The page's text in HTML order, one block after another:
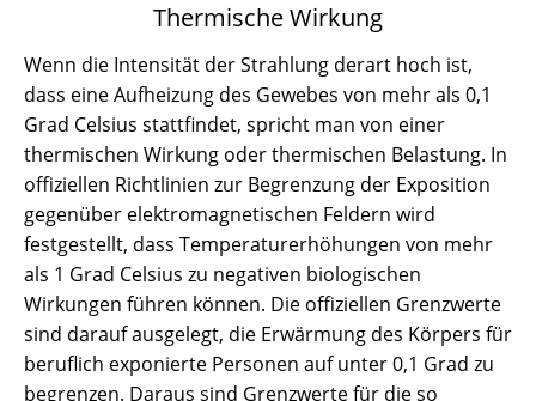
Thermische Wirkung
Wenn die Intensität der Strahlung derart hoch ist,
dass eine Aufheizung des Gewebes von mehr als 0,1
Grad Celsius stattfindet, spricht man von einer
thermischen Wirkung oder thermischen Belastung. In
offiziellen Richtlinien zur Begrenzung der Exposition
gegenüber elektromagnetischen Feldern wird
festgestellt, dass Temperaturerhöhungen von mehr
als 1 Grad Celsius zu negativen biologischen
Wirkungen führen können. Die offiziellen Grenzwerte
sind darauf ausgelegt, die Erwärmung des Körpers für
beruflich exponierte Personen auf unter 0,1 Grad zu
begrenzen. Daraus sind Grenzwerte für die so